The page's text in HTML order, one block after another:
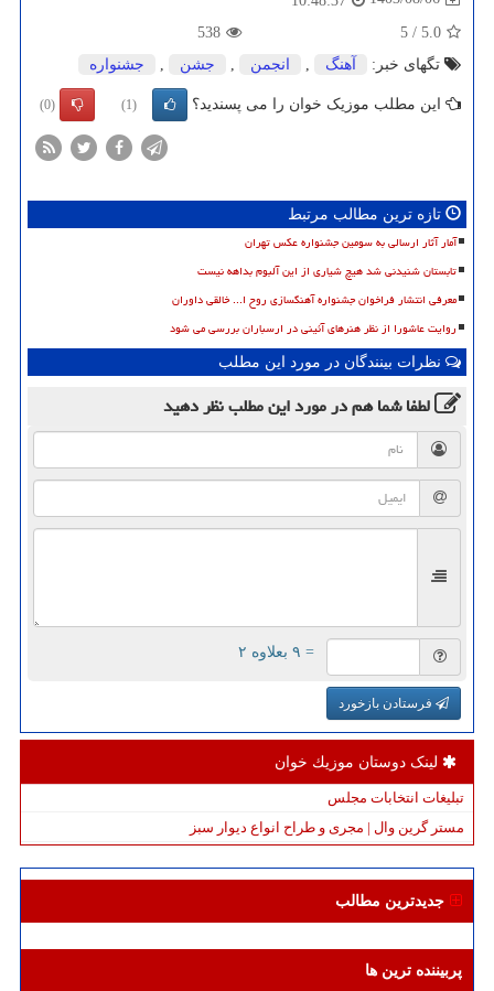
5.0
/
5
538
تگهای خبر:
آهنگ انجمن جشن جشنواره
این مطلب موزیک خوان را می پسندید؟ (1)
(0)
تازه ترین مطالب مرتبط
آمار آثار ارسالی به سومین جشنواره عکس تهران
تابستان شنیدنی شد هیچ شیاری از این آلبوم بداهه نیست
معرفی انتشار فراخوان جشنواره آهنگسازی روح ا... خالقی داوران
روایت عاشورا از نظر هنرهای آئینی در ارسباران بررسی می شود
نظرات بینندگان در مورد این مطلب
لطفا شما همدر مورد این مطلبنظر دهید
= ۹ بعلاوه ۲
فرستادن بازخورد
لینک دوستان موزیك خوان
تبلیغات انتخابات مجلس
مستر گرین وال | مجری و طراح انواع دیوار سبز
جدیدترین مطالب
پربیننده ترین ها